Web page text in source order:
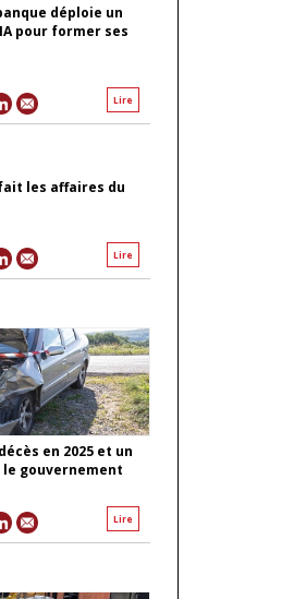
déploie un
pour former ses
Lire
les affaires du
Lire
en 2025 et un
gouvernement
Lire